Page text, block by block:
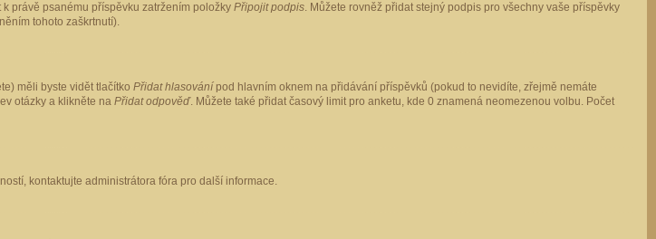
k právě psanému příspěvku zatržením položky Připojit podpis. Můžete rovněž přidat stejný podpis pro všechny vaše příspěvky
tohoto zaškrtnutí).
měli byste vidět tlačítko Přidat hlasování pod hlavním oknem na přidávání příspěvků (pokud to nevidíte, zřejmě nemáte
otázky a klikněte na Přidat odpověď. Můžete také přidat časový limit pro anketu, kde 0 znamená neomezenou volbu. Počet
kontaktujte administrátora fóra pro další informace.